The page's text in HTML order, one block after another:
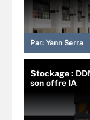
Par: Yann Serra
Stockage :
son offre IA